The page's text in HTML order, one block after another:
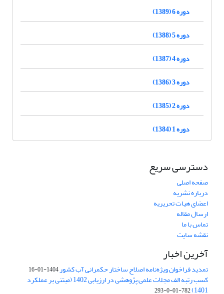
دوره 6 (1389)
دوره 5 (1388)
دوره 4 (1387)
دوره 3 (1386)
دوره 2 (1385)
دوره 1 (1384)
دسترسی سریع
صفحه اصلی
درباره نشریه
اعضای هیات تحریریه
ارسال مقاله
تماس با ما
نقشه سایت
آخرین اخبار
تمدید فراخوان ویژه‌نامه اصلاح ساختار حکمرانی آب کشور1404-01-16
کسب رتبه الف مجلات علمی پژوهشی در ارزیابی 1402 (مبتنی بر عملکرد
1401)
782-01-0-293